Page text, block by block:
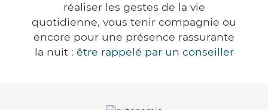
réaliser les gestes de la vie
quotidienne, vous tenir compagnie ou
encore pour une présence rassurante
la nuit : être rappelé par un conseiller